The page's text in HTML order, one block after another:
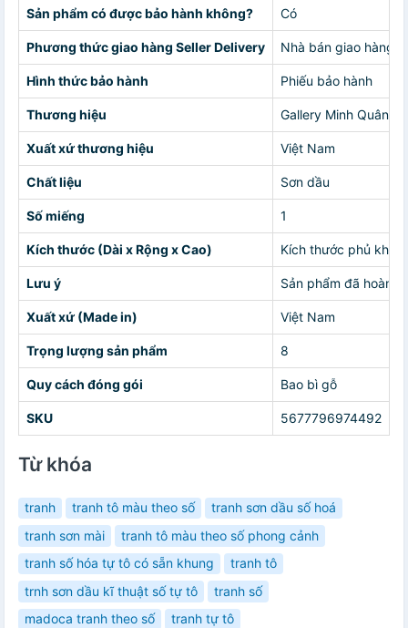
Sản phẩm có được bảo hành không? Có
Phương thức giao hàng Seller Delivery Nhà bán giao hàng
Hình thức bảo hành Phiếu bảo hành
Thương hiệu Gallery Minh Quân
Xuất xứ thương hiệu Việt Nam
Chất liệu Sơn dầu
Số miếng 1
Kích thước (Dài x Rộng x Cao) Kích thước phủ
Lưu ý Sản phẩm đã hoàn
Xuất xứ (Made in) Việt Nam
Trọng lượng sản phẩm 8
Quy cách đóng gói Bao bì gỗ
SKU 5677796974492
Từ khóa
tranh tranh tô màu theo số
tranh sơn dầu số hoá
tranh sơn mài
tranh tô màu theo số phong cảnh
tranh số hóa tự tô có sẵn khung
tranh tô
trnh sơn dầu kĩ thuật số tự tô
tranh số
madoca tranh theo số
tranh tự tô